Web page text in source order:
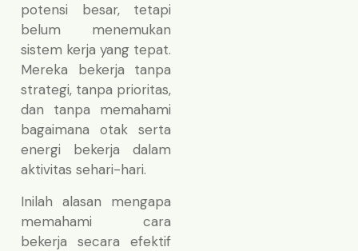
potensi besar, tetapi
belum menemukan
sistem kerja yang tepat.
Mereka bekerja tanpa
strategi, tanpa prioritas,
dan tanpa memahami
bagaimana otak serta
energi bekerja dalam
aktivitas sehari-hari.
Inilah alasan mengapa
memahami cara
bekerja secara efektif